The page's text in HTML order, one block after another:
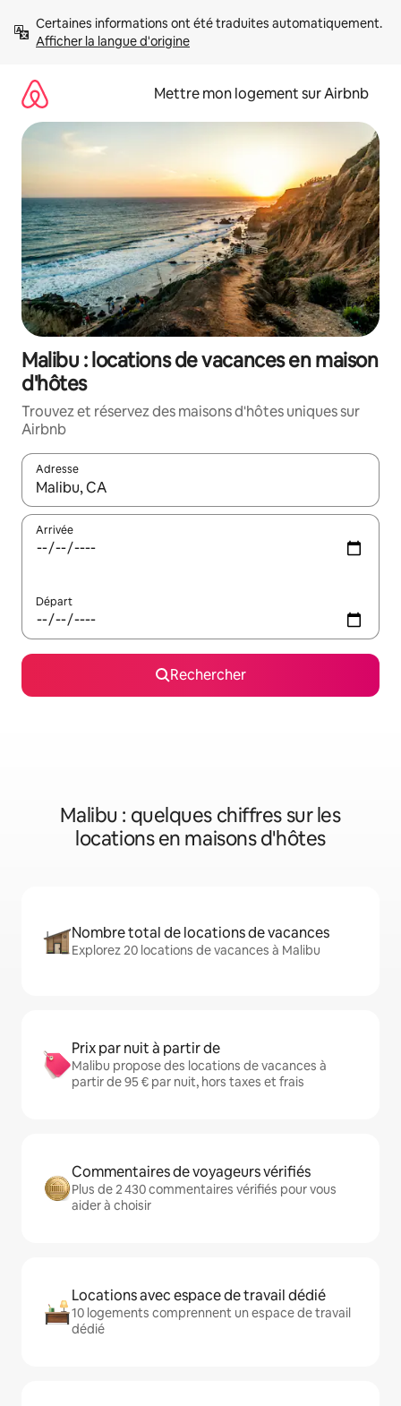
directement
Afficher la langue d'origine
Mettre mon logement sur Airbnb
Malibu : locations de vacances en maison
d'hôtes
Trouvez et réservez des maisons d'hôtes uniques sur
Airbnb
Adresse
Lorsque les résultats s'affichent, utilisez les flèches vers le
Arrivée
Départ
Rechercher
Malibu : quelques chiffres sur les
locations en maisons d'hôtes
Nombre total de locations de vacances
Explorez 20 locations de vacances à Malibu
Prix par nuit à partir de
Malibu propose des locations de vacances à
partir de 95 € par nuit, hors taxes et frais
Commentaires de voyageurs vérifiés
Plus de 2 430 commentaires vérifiés pour vous
aider à choisir
Locations avec espace de travail dédié
10 logements comprennent un espace de travail
dédié